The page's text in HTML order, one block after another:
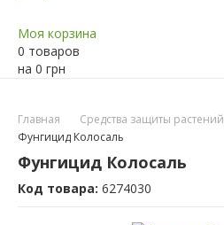
Моя корзина
0 товаров
на 0 грн
Главная Средства защиты растений
Фунгицид Колосаль
Фунгицид Колосаль
Код товара: 6274030